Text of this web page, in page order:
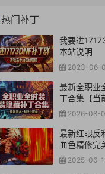
热门补丁
我要进
本站说明
2023-06-
最新全职业
丁合集【当
2026-8-06
2026-08-
最新红眼反
血色精修完
2025-06-